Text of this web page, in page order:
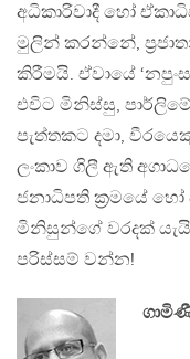
අධිකාරිවාදී හෝ
මුලින් කරන්නේ,
කිරීමයි. ඒවායේ
එවිට මිනිස්සු,
පැත්තකට දමා,
ලංකාව ගිලී ඇති
ජනාධිපති ක්‍රමයේ
මිනිසුන්ගේ වරදක්
පරිස්සම් වන්න!